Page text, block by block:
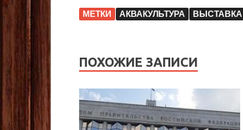
МЕТКИ АКВАКУЛЬТУРА ВЫСТАВКА
ПОХОЖИЕ ЗАПИСИ